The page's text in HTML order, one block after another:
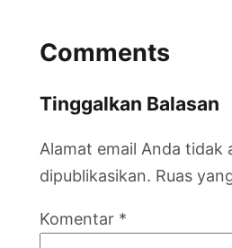
Comments
Tinggalkan Balasan
Alamat email Anda tidak
dipublikasikan. Ruas
Komentar *